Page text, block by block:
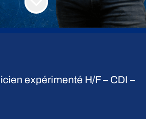
expérimenté H/F – CDI –